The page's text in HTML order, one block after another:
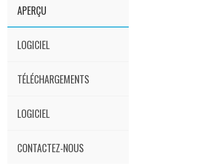
APERÇU
LOGICIEL
TÉLÉCHARGEMENTS
LOGICIEL
CONTACTEZ-NOUS